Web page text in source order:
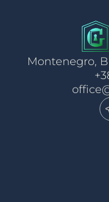
Montenegro,